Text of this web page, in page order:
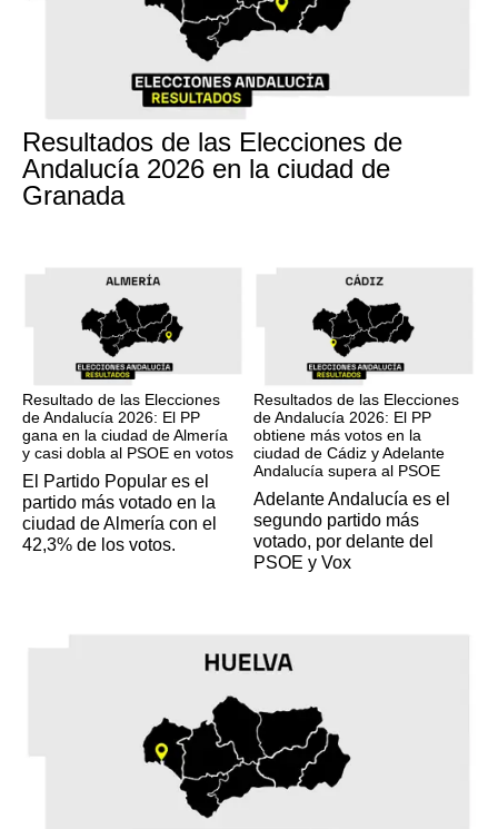
Resultados de las Elecciones de
Andalucía 2026 en la ciudad de
Granada
Resultado de las Elecciones
de Andalucía 2026: El PP
gana en la ciudad de Almería
y casi dobla al PSOE en votos
El Partido Popular es el
partido más votado en la
ciudad de Almería con el
42,3% de los votos.
Resultados de las Elecciones
de Andalucía 2026: El PP
obtiene más votos en la
ciudad de Cádiz y Adelante
Andalucía supera al PSOE
Adelante Andalucía es el
segundo partido más
votado, por delante del
PSOE y Vox